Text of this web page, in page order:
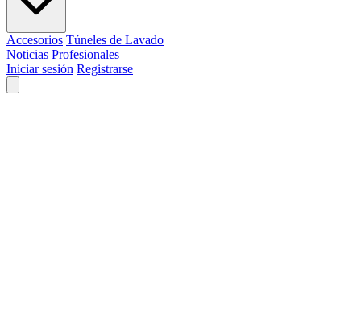
Accesorios Túneles de Lavado
Noticias Profesionales
Iniciar sesión Registrarse